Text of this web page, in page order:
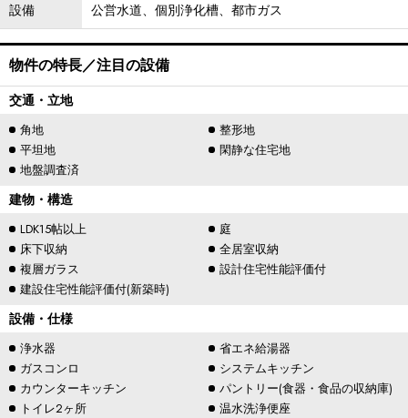
設備
公営水道、個別浄化槽、都市ガス
物件の特長／注目の設備
交通・立地
角地
整形地
平坦地
閑静な住宅地
地盤調査済
建物・構造
LDK15帖以上
庭
床下収納
全居室収納
複層ガラス
設計住宅性能評価付
建設住宅性能評価付(新築時)
設備・仕様
浄水器
省エネ給湯器
ガスコンロ
システムキッチン
カウンターキッチン
パントリー(食器・食品の収納庫)
トイレ2ヶ所
温水洗浄便座